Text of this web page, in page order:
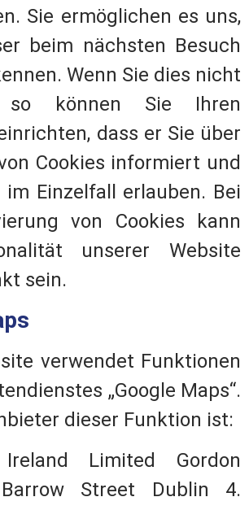
Sie ermöglichen es uns,
beim nächsten Besuch
Wenn Sie dies nicht
so können Sie Ihren
dass er Sie über
Cookies informiert und
Einzelfall erlauben. Bei
von Cookies kann
unserer Website
sein.
verwendet Funktionen
„Google Maps“.
dieser Funktion ist:
Ireland Limited Gordon
Street Dublin 4.